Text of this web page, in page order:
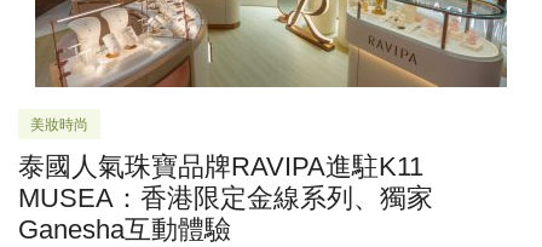
美妝時尚
泰國人氣珠寶品牌RAVIPA進駐K11
MUSEA：香港限定金線系列、獨家
Ganesha互動體驗